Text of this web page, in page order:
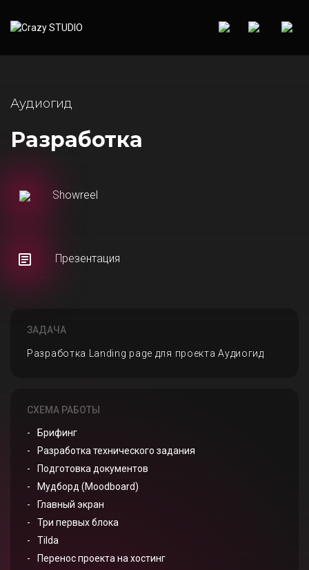
Аудиогид
Разработка
Showreel
Презентация
ЗАДАЧА
Разработка Landing page для проекта Аудиогид
СХЕМА РАБОТЫ
Брифинг
Разработка технического задания
Подготовка документов
Мудборд (Moodboard)
Главный экран
Три первых блока
Tilda
Перенос проекта на хостинг